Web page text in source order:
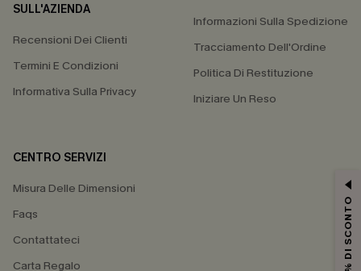
SULL'AZIENDA
Recensioni Dei Clienti
Termini E Condizioni
Informativa Sulla Privacy
Informazioni Sulla Spedizione
Tracciamento Dell'Ordine
Politica Di Restituzione
Iniziare Un Reso
CENTRO SERVIZI
Misura Delle Dimensioni
Faqs
Contattateci
Carta Regalo
15% DI SCONTO